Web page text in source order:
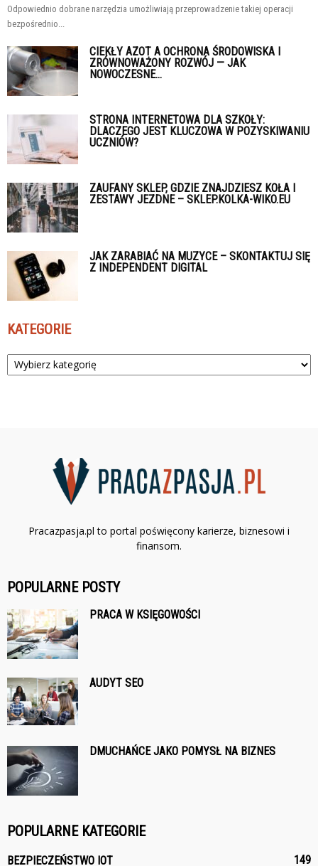
Odpowiednio dobrane narzędzia umożliwiają przeprowadzenie takiej operacji
bezpośrednio...
CIEKŁY AZOT A OCHRONA ŚRODOWISKA I
ZRÓWNOWAŻONY ROZWÓJ — JAK
NOWOCZESNE...
STRONA INTERNETOWA DLA SZKOŁY:
DLACZEGO JEST KLUCZOWA W POZYSKIWANIU
UCZNIÓW?
ZAUFANY SKLEP, GDZIE ZNAJDZIESZ KOŁA I
ZESTAWY JEZDNE – SKLEP.KOLKA-WIKO.EU
JAK ZARABIAĆ NA MUZYCE – SKONTAKTUJ SIĘ
Z INDEPENDENT DIGITAL
KATEGORIE
Kategorie
Pracazpasja.pl to portal poświęcony karierze, biznesowi i
finansom.
POPULARNE POSTY
PRACA W KSIĘGOWOŚCI
AUDYT SEO
DMUCHAŃCE JAKO POMYSŁ NA BIZNES
POPULARNE KATEGORIE
BEZPIECZEŃSTWO IOT 149